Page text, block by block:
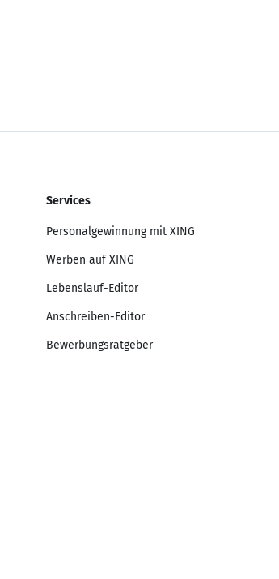
Services
Personalgewinnung mit XING
Werben auf XING
Lebenslauf-Editor
Anschreiben-Editor
Bewerbungsratgeber